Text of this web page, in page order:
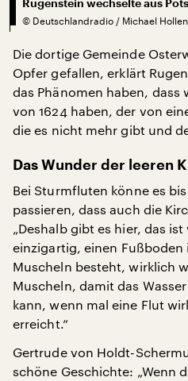
Rugenstein wechselte aus
© Deutschlandradio / Michael
Die dortige Gemeinde
Opfer gefallen, erklärt
das Phänomen haben, dass
von 1624 haben, der von
die es nicht mehr gibt und
Das Wunder der leeren
Bei Sturmfluten könne es
passieren, dass auch die
„Deshalb gibt es hier, das
einzigartig, einen Fußboden
Muscheln besteht, wirklich
Muscheln, damit das
kann, wenn mal eine Flut
erreicht.“
Gertrude von Holdt-
schöne Geschichte: „Wenn